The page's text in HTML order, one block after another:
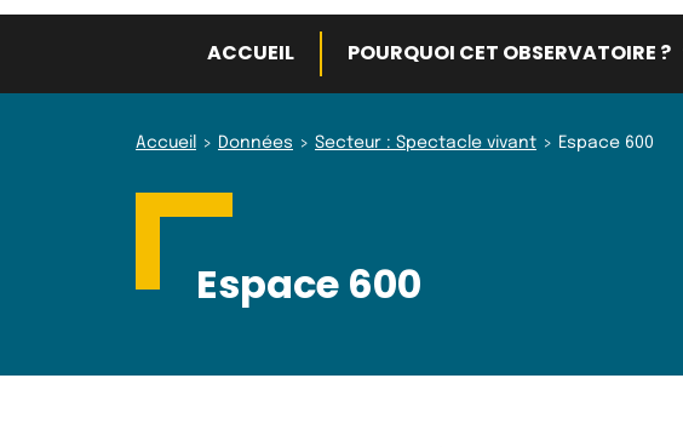
ACCUEIL POURQUOI CET OBSERVATOIRE ?
Accueil Données Secteur : Spectacle vivant Espace 600
Espace 600